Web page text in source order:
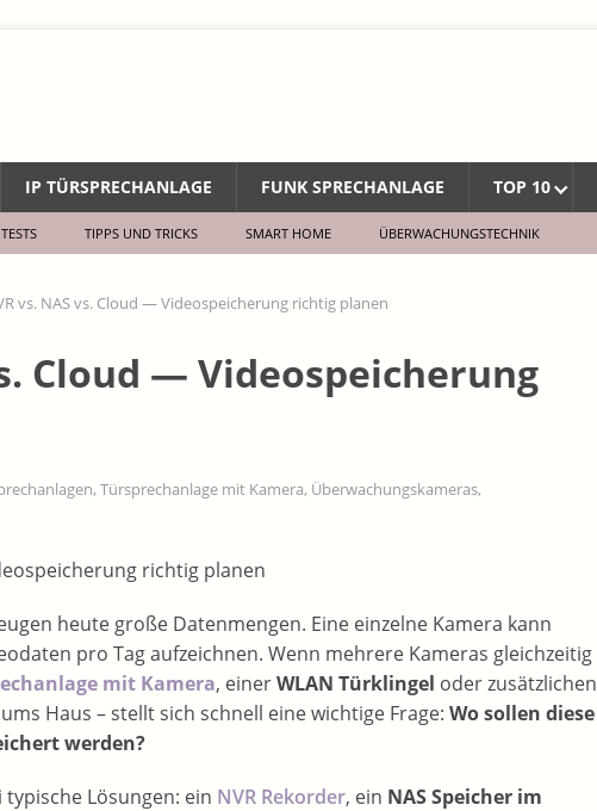
IP TÜRSPRECHANLAGE FUNK SPRECHANLAGE TOP 10
TIPPS UND TRICKS SMART HOME ÜBERWACHUNGSTECHNIK
vs. NAS vs. Cloud — Videospeicherung richtig planen
Cloud — Videospeicherung
, Türsprechanlage mit Kamera, Überwachungskameras,
heute große Datenmengen. Eine einzelne Kamera kann
pro Tag aufzeichnen. Wenn mehrere Kameras gleichzeitig
mit Kamera, einerWLAN Türklingel oder zusätzlichen
Haus – stellt sich schnell eine wichtige Frage: Wo sollen diese
werden?
Lösungen: ein NVR Rekorder, ein NAS Speicher im